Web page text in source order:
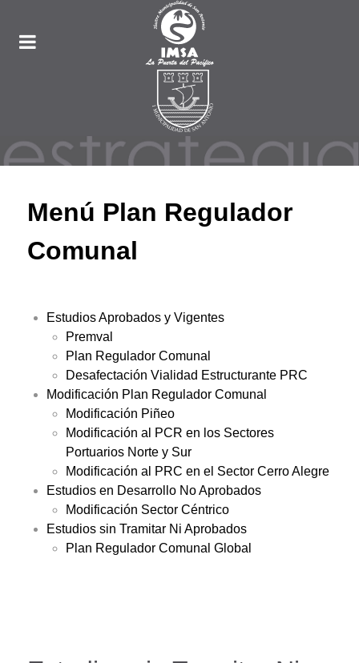
Menú Plan Regulador
Comunal
Estudios Aprobados y Vigentes
Premval
Plan Regulador Comunal
Desafectación Vialidad Estructurante PRC
Modificación Plan Regulador Comunal
Modificación Piñeo
Modificación al PCR en los Sectores
Portuarios Norte y Sur
Modificación al PRC en el Sector Cerro Alegre
Estudios en Desarrollo No Aprobados
Modificación Sector Céntrico
Estudios sin Tramitar Ni Aprobados
Plan Regulador Comunal Global